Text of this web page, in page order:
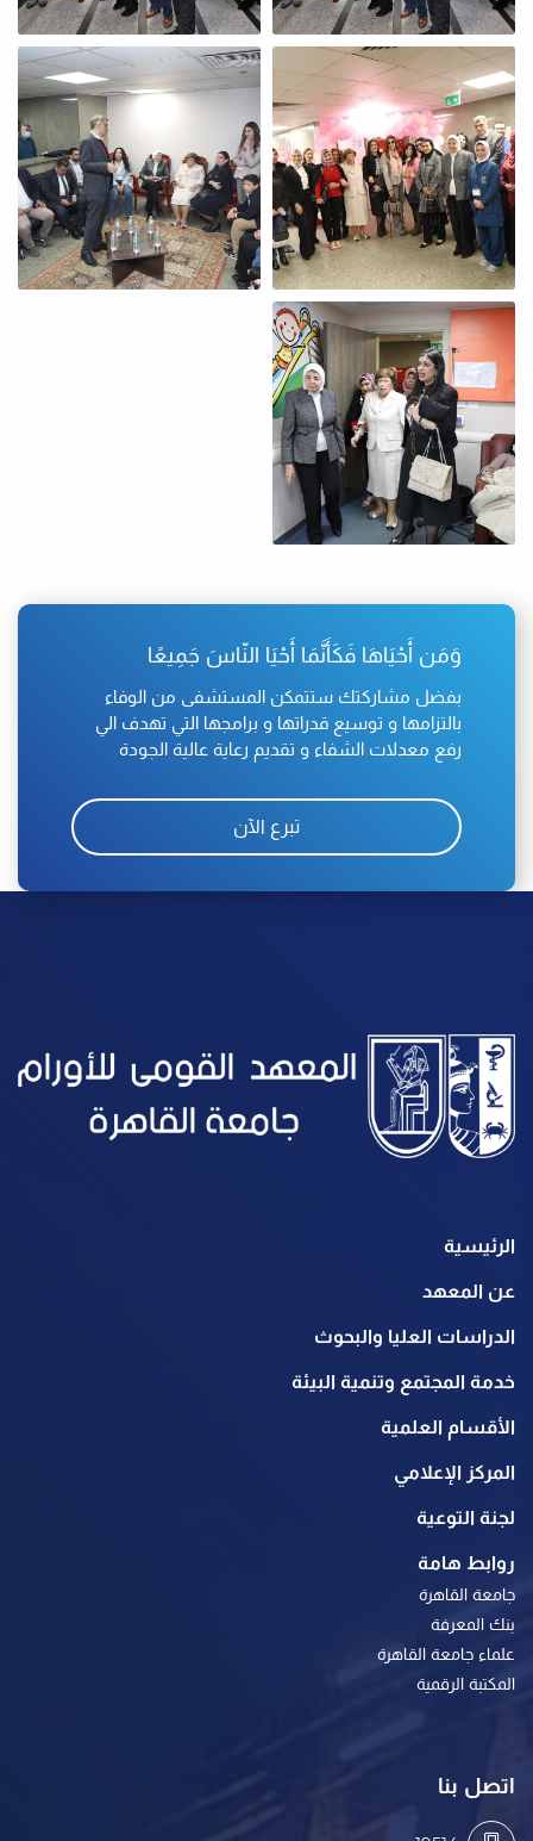
وَمَن أَحْيَاهَا فَكَأَنَّمَا أَحْيَا النّاسَ جَمِيعًا
بفضل مشاركتك ستتمكن المستشفى من الوفاء
بالتزامها و توسيع قدراتها و برامجها التي تهدف الي
رفع معدلات الشفاء و تقديم رعاية عالية الجودة
تبرع الآن
الرئيسية
عن المعهد
الدراسات العليا والبحوث
خدمة المجتمع وتنمية البيئة
الأقسام العلمية
المركز الإعلامي
لجنة التوعية
روابط هامة
جامعة القاهرة
بنك المعرفة
علماء جامعة القاهرة
المكتبة الرقمية
اتصل بنا